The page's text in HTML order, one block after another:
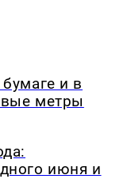
и в
метры
июня и